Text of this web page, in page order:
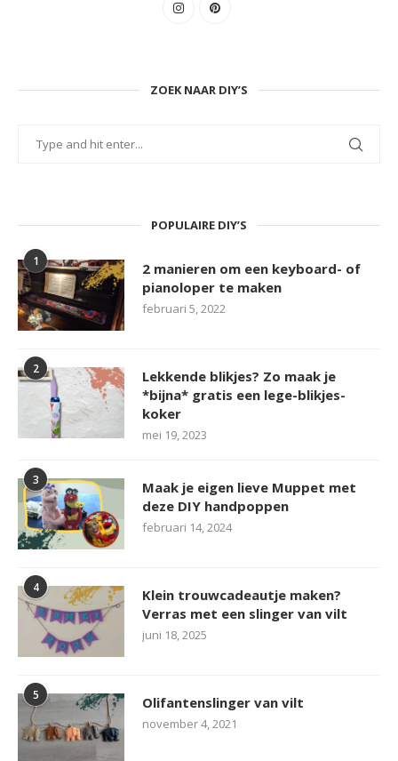
ZOEK NAAR DIY’S
POPULAIRE DIY’S
1
2 manieren om een keyboard- of
pianoloper te maken
februari 5, 2022
2
Lekkende blikjes? Zo maak je
*bijna* gratis een lege-blikjes-
koker
mei 19, 2023
3
Maak je eigen lieve Muppet met
deze DIY handpoppen
februari 14, 2024
4
Klein trouwcadeautje maken?
Verras met een slinger van vilt
juni 18, 2025
5 Olifantenslinger van vilt
november 4, 2021